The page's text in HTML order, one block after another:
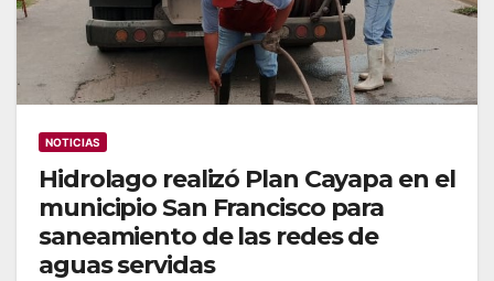
NOTICIAS
Hidrolago realizó Plan Cayapa en el
municipio San Francisco para
saneamiento de las redes de
aguas servidas